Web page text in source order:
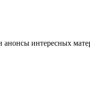
интересных